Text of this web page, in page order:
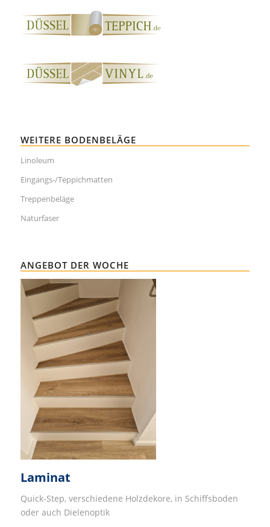
WEITERE BODENBELÄGE
Linoleum
Eingangs-/Teppichmatten
Treppenbeläge
Naturfaser
ANGEBOT DER WOCHE
Laminat
Quick-Step, verschiedene Holzdekore, in Schiffsboden
oder auch Dielenoptik